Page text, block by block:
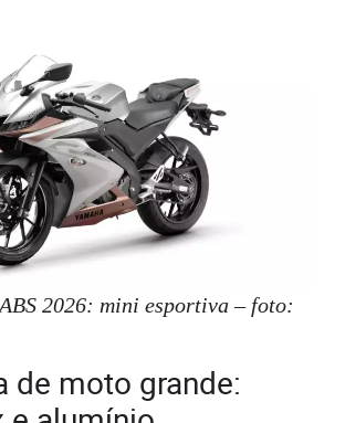
2026: mini esportiva – foto:
de moto grande: